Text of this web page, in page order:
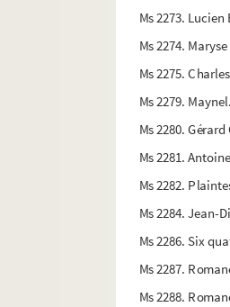
Ms 2273.
Ms 2274.
Ms 2275.
Ms 2279.
Ms 2280.
Ms 2281.
Ms 2282.
Ms 2284. Jean-
Ms 2286. Six
Ms 2287.
Ms 2288.